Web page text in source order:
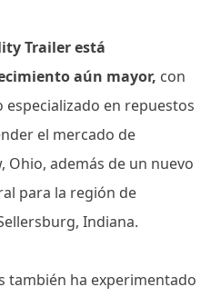
Trailer está
aún mayor, con
en repuestos
el mercado de
Ohio, además de un nuevo
para la región de
Indiana.
también ha experimentado